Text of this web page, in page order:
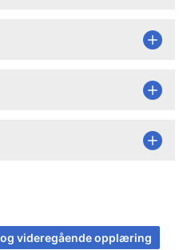
videregående opplæring